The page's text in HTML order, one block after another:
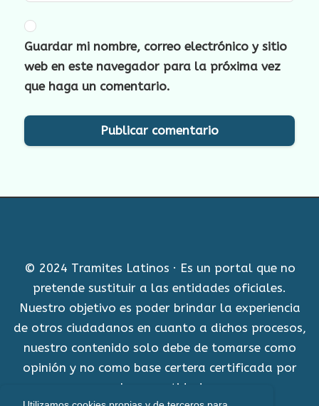
Guardar mi nombre, correo electrónico y sitio
web en este navegador para la próxima vez
que haga un comentario.
© 2024 Tramites Latinos · Es un portal que no
pretende sustituir a las entidades oficiales.
Nuestro objetivo es poder brindar la experiencia
de otros ciudadanos en cuanto a dichos procesos,
nuestro contenido solo debe de tomarse como
opinión y no como base certera certificada por
alguna entidad.